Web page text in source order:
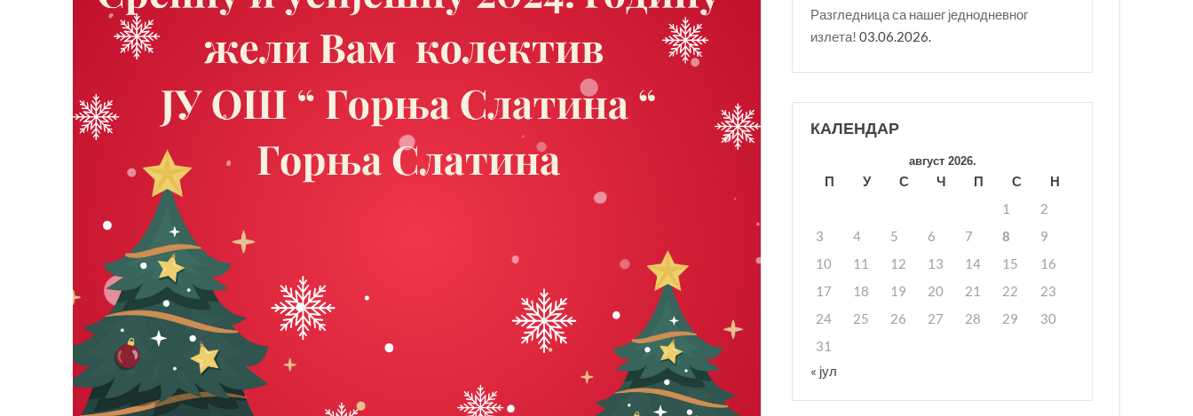
Разгледница са нашег једнодневног
излета! 03.06.2026.
КАЛЕНДАР
август 2026.
П У С Ч П С
Н
1
2
3
4 5 6 7 8
9
10
11 12 13 14 15
16
17
18 19 20 21 22
23
24
25 26 27 28 29
30
31
« јул